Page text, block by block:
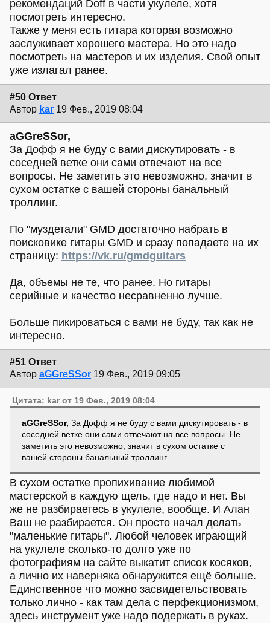
рекомендаций Doff в части укулеле, хотя
посмотреть интересно.
Также у меня есть гитара которая возможно
заслуживает хорошего мастера. Но это надо
посмотреть на мастеров и их изделия. Свой опыт
уже излагал ранее.
#50 Ответ
Автор kar 19 Фев., 2019 08:04
aGGreSSor,
За Дофф я не буду с вами дискутировать - в
соседней ветке они сами отвечают на все
вопросы. Не заметить это невозможно, значит в
сухом остатке с вашей стороны банальный
троллинг.
По "муздетали" GMD достаточно набрать в
поисковике гитары GMD и сразу попадаете на их
страницу: https://vk.ru/gmdguitars
Да, объемы не те, что ранее. Но гитары
серийные и качество несравненно лучше.
Больше пикироваться с вами не буду, так как не
интересно.
#51 Ответ
Автор aGGreSSor 19 Фев., 2019 09:05
Цитата: kar от 19 Фев., 2019 08:04
aGGreSSor, За Дофф я не буду с вами дискутировать - в
соседней ветке они сами отвечают на все вопросы. Не
заметить это невозможно, значит в сухом остатке с
вашей стороны банальный троллинг.
В сухом остатке пропихивание любимой
мастерской в каждую щель, где надо и нет. Вы
же не разбираетесь в укулеле, вообще. И Алан
Ваш не разбирается. Он просто начал делать
"маленькие гитары". Любой человек играющий
на укулеле сколько-то долго уже по
фотографиям на сайте выкатит список косяков,
а лично их наверняка обнаружится ещё больше.
Единственное что можно засвидетельствовать
только лично - как там дела с перфекционизмом,
здесь инструмент уже надо подержать в руках.